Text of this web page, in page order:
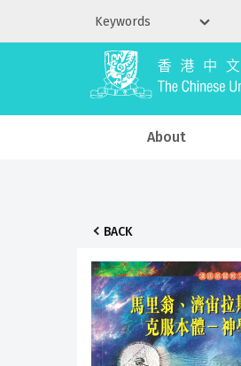
About
BACK